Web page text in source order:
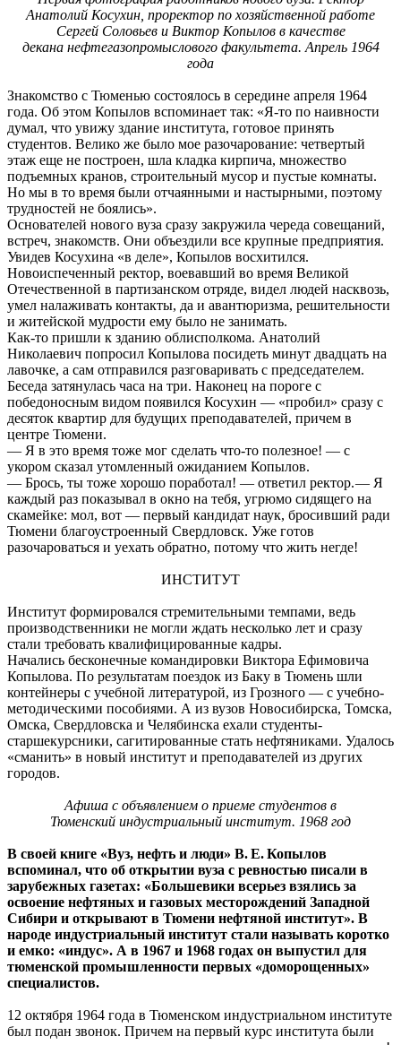
Анатолий Косухин, проректор по хозяйственной работе
Сергей Соловьев и Виктор Копылов в качестве
декана нефтегазопромыслового факультета. Апрель 1964
года
Знакомство с Тюменью состоялось в середине апреля 1964
года. Об этом Копылов вспоминает так: «Я-то по наивности
думал, что увижу здание института, готовое принять
студентов. Велико же было мое разочарование: четвертый
этаж еще не построен, шла кладка кирпича, множество
подъемных кранов, строительный мусор и пустые комнаты.
Но мы в то время были отчаянными и настырными, поэтому
трудностей не боялись».
Основателей нового вуза сразу закружила череда совещаний,
встреч, знакомств. Они объездили все крупные предприятия.
Увидев Косухина «в деле», Копылов восхитился.
Новоиспеченный ректор, воевавший во время Великой
Отечественной в партизанском отряде, видел людей насквозь,
умел налаживать контакты, да и авантюризма, решительности
и житейской мудрости ему было не занимать.
Как-то пришли к зданию облисполкома. Анатолий
Николаевич попросил Копылова посидеть минут двадцать на
лавочке, а сам отправился разговаривать с председателем.
Беседа затянулась часа на три. Наконец на пороге с
победоносным видом появился Косухин — «пробил» сразу с
десяток квартир для будущих преподавателей, причем в
центре Тюмени.
— Я в это время тоже мог сделать что-то полезное! — с
укором сказал утомленный ожиданием Копылов.
— Брось, ты тоже хорошо поработал! — ответил ректор. — Я
каждый раз показывал в окно на тебя, угрюмо сидящего на
скамейке: мол, вот — первый кандидат наук, бросивший ради
Тюмени благоустроенный Свердловск. Уже готов
разочароваться и уехать обратно, потому что жить негде!
ИНСТИТУТ
Институт формировался стремительными темпами, ведь
производственники не могли ждать несколько лет и сразу
стали требовать квалифицированные кадры.
Начались бесконечные командировки Виктора Ефимовича
Копылова. По результатам поездок из Баку в Тюмень шли
контейнеры с учебной литературой, из Грозного — с учебно-
методическими пособиями. А из вузов Новосибирска, Томска,
Омска, Свердловска и Челябинска ехали студенты-
старшекурсники, сагитированные стать нефтяниками. Удалось
«сманить» в новый институт и преподавателей из других
городов.
Афиша с объявлением о приеме студентов в
Тюменский индустриальный институт. 1968 год
В своей книге «Вуз, нефть и люди» В. Е. Копылов
вспоминал, что об открытии вуза с ревностью писали в
зарубежных газетах: «Большевики всерьез взялись за
освоение нефтяных и газовых месторождений Западной
Сибири и открывают в Тюмени нефтяной институт». В
народе индустриальный институт стали называть коротко
и емко: «индус». А в 1967 и 1968 годах он выпустил для
тюменской промышленности первых «доморощенных»
специалистов.
12 октября 1964 года в Тюменском индустриальном институте
был подан звонок. Причем на первый курс института были